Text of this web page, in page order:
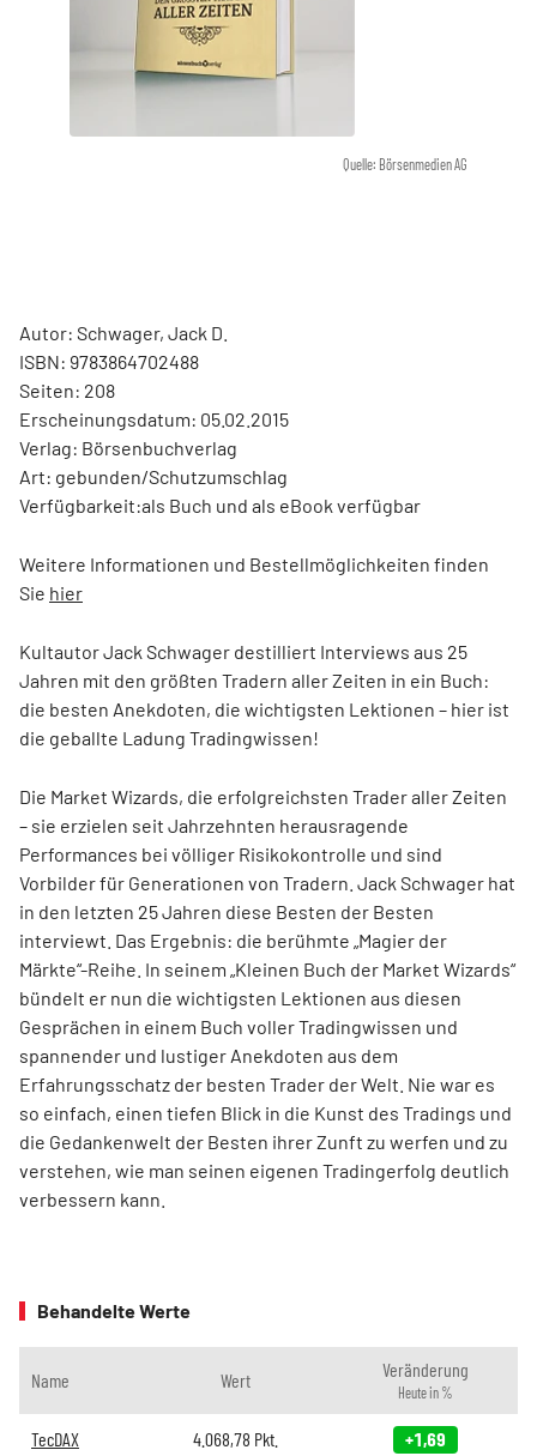
Quelle: Börsenmedien AG
Autor: Schwager, Jack D.
ISBN: 9783864702488
Seiten: 208
Erscheinungsdatum: 05.02.2015
Verlag: Börsenbuchverlag
Art: gebunden/Schutzumschlag
Verfügbarkeit:als Buch und als eBook verfügbar
Weitere Informationen und Bestellmöglichkeiten finden
Sie hier
Kultautor Jack Schwager destilliert Interviews aus 25
Jahren mit den größten Tradern aller Zeiten in ein Buch:
die besten Anekdoten, die wichtigsten Lektionen – hier ist
die geballte Ladung Tradingwissen!
Die Market Wizards, die erfolgreichsten Trader aller Zeiten
– sie erzielen seit Jahrzehnten herausragende
Performances bei völliger Risikokontrolle und sind
Vorbilder für Generationen von Tradern. Jack Schwager hat
in den letzten 25 Jahren diese Besten der Besten
interviewt. Das Ergebnis: die berühmte „Magier der
Märkte“-Reihe. In seinem „Kleinen Buch der Market Wizards“
bündelt er nun die wichtigsten Lektionen aus diesen
Gesprächen in einem Buch voller Tradingwissen und
spannender und lustiger Anekdoten aus dem
Erfahrungsschatz der besten Trader der Welt. Nie war es
so einfach, einen tiefen Blick in die Kunst des Tradings und
die Gedankenwelt der Besten ihrer Zunft zu werfen und zu
verstehen, wie man seinen eigenen Tradingerfolg deutlich
verbessern kann.
Behandelte Werte
Name Wert Veränderung
Heute in %
TecDAX 4.068,78 Pkt. +1,69